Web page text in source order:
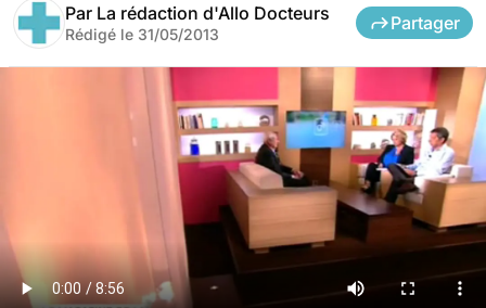
Par La rédaction d'Allo Docteurs
Rédigé le 31/05/2013
Partager